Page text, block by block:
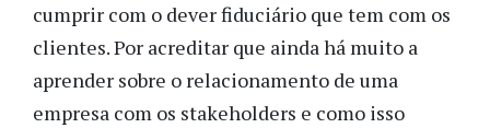
cumprir com o dever fiduciário que tem com os
clientes. Por acreditar que ainda há muito a
aprender sobre o relacionamento de uma
empresa com os stakeholders e como isso